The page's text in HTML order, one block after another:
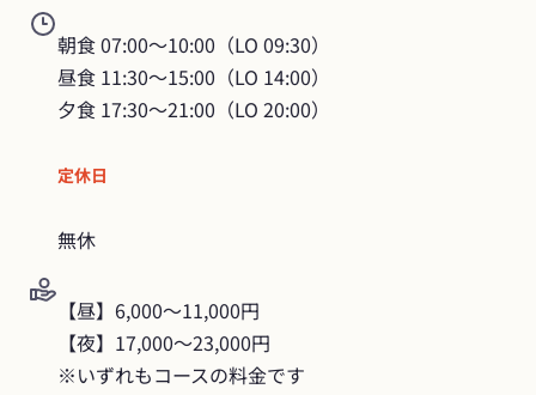
朝食 07:00～10:00（LO 09:30）
昼食 11:30～15:00（LO 14:00）
夕食 17:30～21:00（LO 20:00）
定休日
無休
【昼】6,000～11,000円
【夜】17,000～23,000円
※いずれもコースの料金です